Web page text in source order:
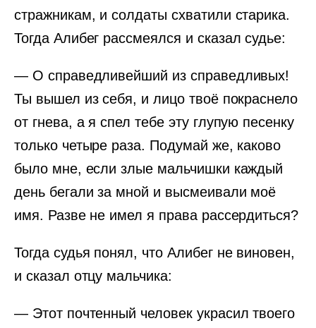
стражникам, и солдаты схватили старика.
Тогда Алибег рассмеялся и сказал судье:
— О справедливейший из справедливых!
Ты вышел из себя, и лицо твоё покраснело
от гнева, а я спел тебе эту глупую песенку
только четыре раза. Подумай же, каково
было мне, если злые мальчишки каждый
день бегали за мной и высмеивали моё
имя. Разве не имел я права рассердиться?
Тогда судья понял, что Алибег не виновен,
и сказал отцу мальчика:
— Этот почтенный человек украсил твоего